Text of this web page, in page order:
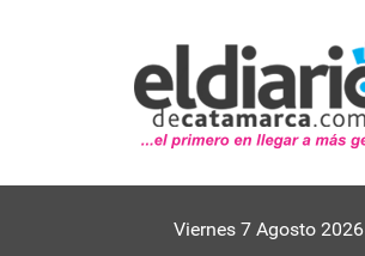
Viernes 7 Agosto 2026